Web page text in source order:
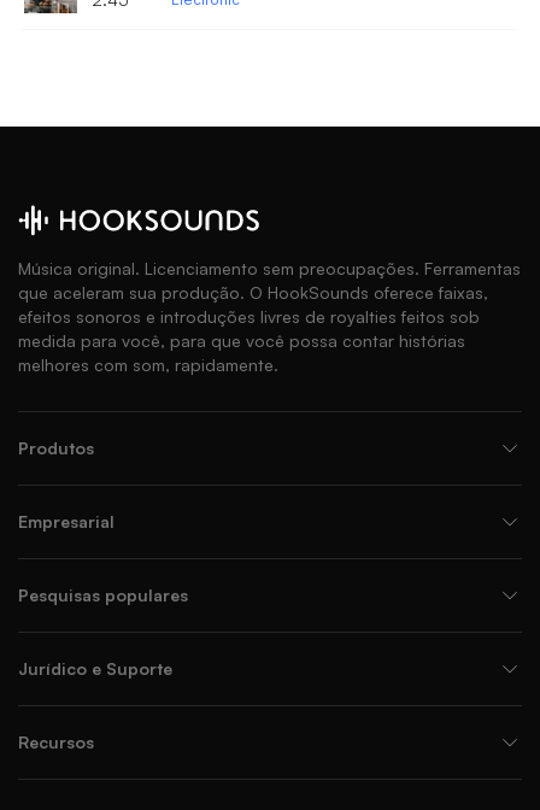
Música original. Licenciamento sem preocupações. Ferramentas
que aceleram sua produção. O HookSounds oferece faixas,
efeitos sonoros e introduções livres de royalties feitos sob
medida para você, para que você possa contar histórias
melhores com som, rapidamente.
Produtos
Empresarial
Pesquisas populares
Jurídico e Suporte
Recursos